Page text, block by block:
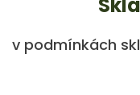
v podmínkách